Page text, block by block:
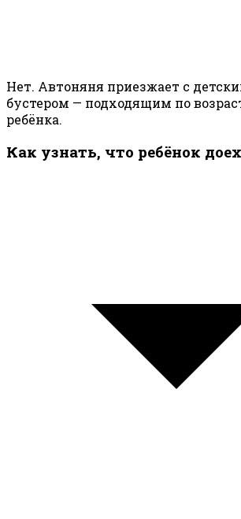
Нет. Автоняня приезжает с
бустером — подходящим по
ребёнка.
Как узнать, что ребёнок